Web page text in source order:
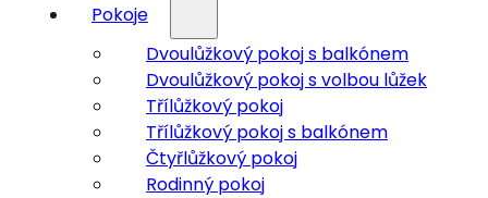
Pokoje
Dvoulůžkový pokoj s balkónem
Dvoulůžkový pokoj s volbou lůžek
Třílůžkový pokoj
Třílůžkový pokoj s balkónem
Čtyřlůžkový pokoj
Rodinný pokoj